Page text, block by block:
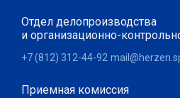
Отдел делопроизводства
и организационно-
+7 (812) 312-44-92
Приемная комиссия